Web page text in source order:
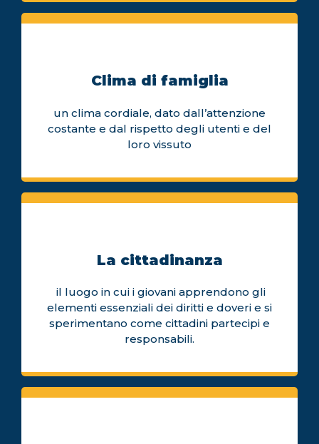
Clima di famiglia
un clima cordiale, dato dall’attenzione
costante e dal rispetto degli utenti e del
loro vissuto
La cittadinanza
il luogo in cui i giovani apprendono gli
elementi essenziali dei diritti e doveri e si
sperimentano come cittadini partecipi e
responsabili.